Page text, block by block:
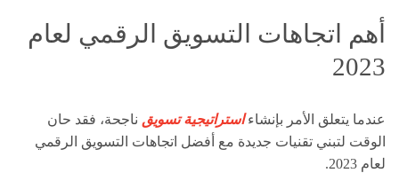
أهم اتجاهات التسويق الرقمي لعام
2023
عندما يتعلق الأمر بإنشاءاستراتيجية تسويق ناجحة، فقد حان
الوقت لتبني تقنيات جديدة مع أفضل اتجاهات التسويق الرقمي
لعام 2023.